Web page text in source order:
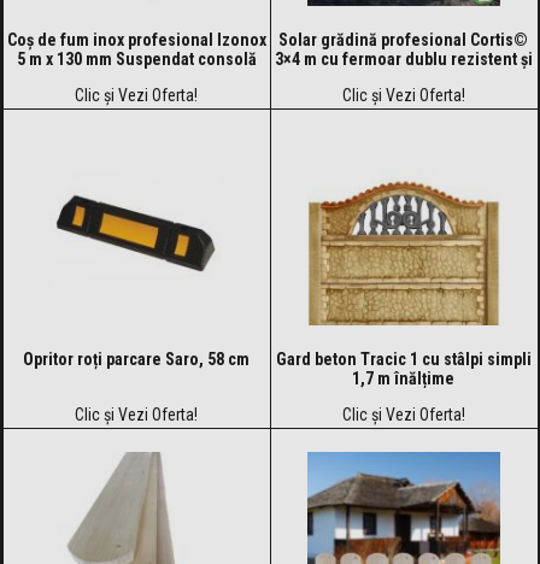
Coș de fum inox profesional Izonox
5 m x 130 mm Suspendat consolă
Clic și Vezi Oferta!
Solar grădină profesional Cortis©
3×4 m cu fermoar dublu rezistent și
Clic și Vezi Oferta!
Opritor roți parcare Saro, 58 cm
Clic și Vezi Oferta!
Gard beton Tracic 1 cu stâlpi simpli
1,7 m înălțime
Clic și Vezi Oferta!